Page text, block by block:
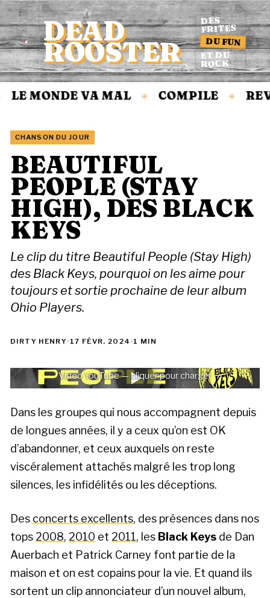
Accueil
DEAD
ROOSTER
DES
FRITES
DU FUN
ET DU
ROCK
LE MONDE VA MAL ✳ COMPILE ✳
CHANSON DU JOUR
BEAUTIFUL
PEOPLE (STAY
HIGH), DES BLACK
KEYS
Le clip du titre Beautiful People (Stay High)
des Black Keys, pourquoi on les aime pour
toujours et sortie prochaine de leur album
Ohio Players.
DIRTY HENRY· 17 FÉVR. 2024 ·1 MIN
Vidéo YouTube — cliquer pour charger
Dans les groupes qui nous accompagnent depuis
de longues années, il y a ceux qu’on est OK
d’abandonner, et ceux auxquels on reste
viscéralement attachés malgré les trop long
silences, les infidélités ou les déceptions.
Des concerts excellents, des présences dans nos
tops 2008, 2010 et 2011, les Black Keys de Dan
Auerbach et Patrick Carney font partie de la
maison et on est copains pour la vie. Et quand ils
sortent un clip annonciateur d’un nouvel album,